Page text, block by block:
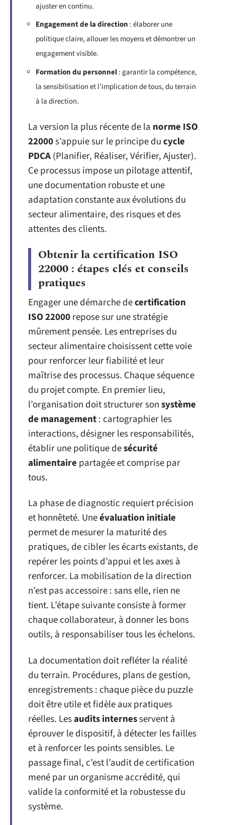
ajuster en continu.
Engagement de la direction : élaborer une
politique claire, allouer les moyens et démontrer un
engagement visible.
Formation du personnel: garantir la compétence,
la sensibilisation et l’implication de tous, du terrain
à la direction.
La version la plus récente de la norme ISO
22000s’appuie sur le principe ducycle
PDCA(Planifier, Réaliser, Vérifier, Ajuster).
Ce processus impose un pilotage attentif,
une documentation robuste et une
adaptation constante aux évolutions du
secteur alimentaire, des risques et des
attentes des clients.
Obtenir la certification ISO
22000 : étapes clés et conseils
pratiques
Engager une démarche decertification
ISO 22000repose sur une stratégie
mûrement pensée. Les entreprises du
secteur alimentaire choisissent cette voie
pour renforcer leur fiabilité et leur
maîtrise des processus. Chaque séquence
du projet compte. En premier lieu,
l’organisation doit structurer sonsystème
de management: cartographier les
interactions, désigner les responsabilités,
établir une politique desécurité
alimentaire partagée et comprise par
tous.
La phase de diagnostic requiert précision
et honnêteté. Uneévaluation initiale
permet de mesurer la maturité des
pratiques, de cibler les écarts existants, de
repérer les points d’appui et les axes à
renforcer. La mobilisation de la direction
n’est pas accessoire : sans elle, rien ne
tient. L’étape suivante consiste à former
chaque collaborateur, à donner les bons
outils, à responsabiliser tous les échelons.
La documentation doit refléter la réalité
du terrain. Procédures, plans de gestion,
enregistrements : chaque pièce du puzzle
doit être utile et fidèle aux pratiques
réelles. Lesaudits internesservent à
éprouver le dispositif, à détecter les failles
et à renforcer les points sensibles. Le
passage final, c’est l’audit de certification
mené par un organisme accrédité, qui
valide la conformité et la robustesse du
système.